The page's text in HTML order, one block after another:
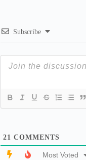
Subscribe
21 COMMENTS
Most Voted